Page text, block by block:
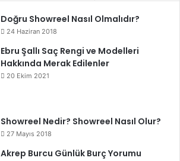
Doğru Showreel Nasıl Olmalıdır?
24 Haziran 2018
Ebru Şallı Saç Rengi ve Modelleri
Hakkında Merak Edilenler
20 Ekim 2021
Showreel Nedir? Showreel Nasıl Olur?
27 Mayıs 2018
Akrep Burcu Günlük Burç Yorumu